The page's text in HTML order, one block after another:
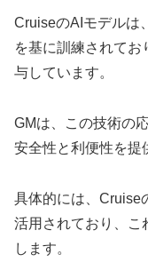
CruiseのAIモデルは、
を基に訓練されて
与しています。
GMは、この技術の
安全性と利便性を提
具体的には、Cruise
活用されており、こ
します。